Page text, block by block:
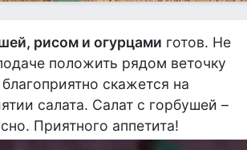
рисом и огурцами готов. Не
положить рядом веточку
скажется на
салата. Салат с горбушей –
Приятного аппетита!